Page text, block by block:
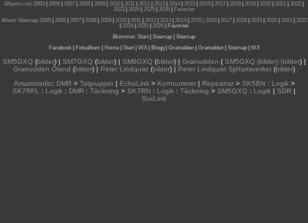
Albums.rss: 2005 2006 2007 2008 2009 2010 2011 2012 2013 2014 2015 2016 2017 2018 2019 2020 2021 2022
2023| 2024| 2025| 2026|
Favoriter
Album Sitemap: 2005| 2006| 2007| 2008| 2009| 2010| 2011| 2012| 2013| 2014| 2015 | 2016| 2017| 2018| 2019| 2020| 2021| 2022
2024| 2025| 2026|
Favoriter
Blommor: Start Sitemap
Sitemap
Facebook| Fotoalbum Home| Start| WX| Blogg| Granudden| Granudden| Sitemap| WX
SM5GXQ(bilder) | SM7GXQ(bilder) | SM6GXQ(bilder) | Granudden (SM5GXQ (bilder) |bilder) |
Granudden Öland (bilder) | Peter Lindquist (bilder) | Peter Lindquist Sjöfartsverket (bilder)
Amatörradio: DMR> Talgrupper| EchoLink> Kortnummer| Repeatrar> SK5BN: Logik>
SK7RFL
: Logik : DMR : Täckning > SK7RN : Logik : Täckning > SM5GXQ : Logik | SDR |
SvxLink